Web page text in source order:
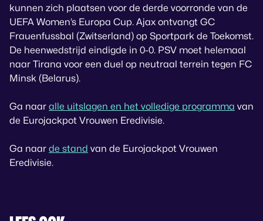
kunnen zich plaatsen voor de derde voorronde van de
UEFA Women’s Europa Cup. Ajax ontvangt GC
Frauenfussbal (Zwitserland) op Sportpark de Toekomst.
De heenwedstrijd eindigde in 0-0. PSV moet helemaal
naar Tirana voor een duel op neutraal terrein tegen FC
Minsk (Belarus).
Ga naar alle uitslagen en het volledige programma van
de Eurojackpot Vrouwen Eredivisie.
Ga naar de stand van de Eurojackpot Vrouwen
Eredivisie.